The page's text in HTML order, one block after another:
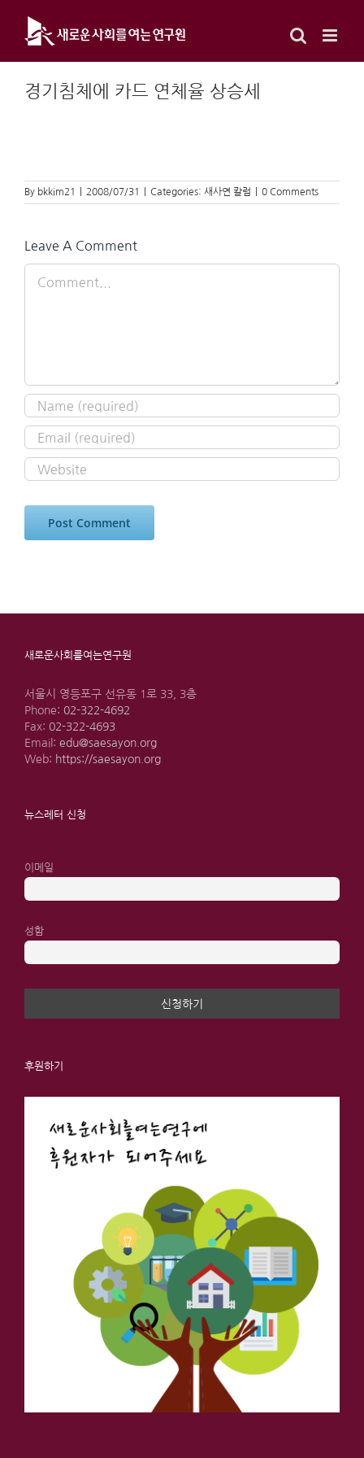
content
경기침체에 카드 연체율 상승세
By bkkim21 2008/07/31 Categories: 새사연 칼럼 0 Comments
Leave A Comment
새로운사회를여는연구원
서울시 영등포구 선유동 1로 33, 3층
Phone: 02-322-4692
Fax: 02-322-4693
Email: edu@saesayon.org
Web: https://saesayon.org
뉴스레터 신청
이메일
성함
후원하기